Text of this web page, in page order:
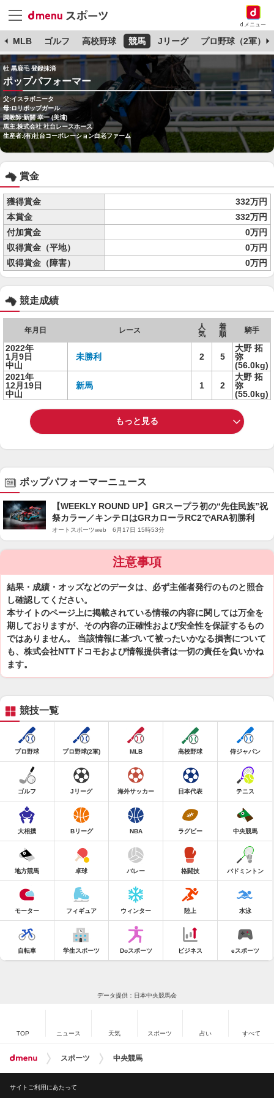
dメニュー
MLB ゴルフ 高校野球 競馬 Jリーグ プロ野球（2軍）
牡 黒鹿毛 登録抹消
ポップパフォーマー
父:イスラボニータ
母:ロリポップガール
調教師:新開 幸一 (美浦)
馬主:株式会社 社台レースホース
生産者:(有)社台コーポレーション白老ファーム
賞金
獲得賞金
332万円
本賞金
332万円
付加賞金
0万円
収得賞金（平地）
0万円
収得賞金（障害）
0万円
競走成績
年月日 レース
人
気
着
順
騎手
2022年
1月9日
中山
未勝利 2 5
大野 拓
弥
(56.0kg)
2021年
12月19日
中山
新馬 1 2
大野 拓
弥
(55.0kg)
もっと見る
ポップパフォーマーニュース
【WEEKLY ROUND UP】GRスープラ初の“先住民族”祝
祭カラー／キンテロはGRカローラRC2でARA初勝利
オートスポーツweb 6月17日 15時53分
注意事項
結果・成績・オッズなどのデータは、必ず主催者発行のものと照合
し確認してください。
本サイトのページ上に掲載されている情報の内容に関しては万全を
期しておりますが、その内容の正確性および安全性を保証するもの
ではありません。 当該情報に基づいて被ったいかなる損害について
も、株式会社NTTドコモおよび情報提供者は一切の責任を負いかね
ます。
競技一覧
プロ野球 プロ野球(2軍) MLB 高校野球 侍ジャパン
ゴルフ Jリーグ 海外サッカー 日本代表 テニス
大相撲 Bリーグ NBA ラグビー 中央競馬
地方競馬 卓球 バレー 格闘技 バドミントン
モーター フィギュア ウィンター 陸上 水泳
自転車 学生スポーツ Doスポーツ ビジネス eスポーツ
データ提供：日本中央競馬会
TOP ニュース 天気 スポーツ 占い すべて
スポーツ 中央競馬
サイトご利用にあたって